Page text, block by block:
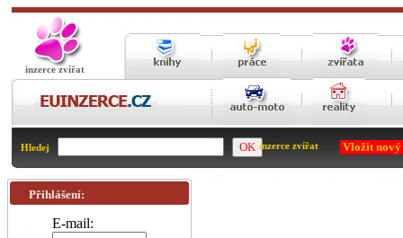
inzerce zvířat
Hledej inzerce zvířat Vložit
Přihlášení:
E-mail: